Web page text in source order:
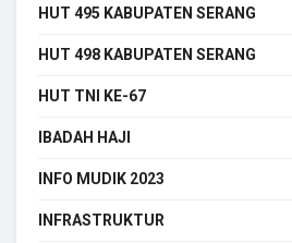
HUT 495 KABUPATEN SERANG
HUT 498 KABUPATEN SERANG
HUT TNI KE-67
IBADAH HAJI
INFO MUDIK 2023
INFRASTRUKTUR